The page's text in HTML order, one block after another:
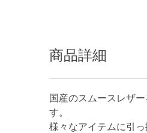
商品詳細
国産のスムースレザ
す。
様々なアイテムに引